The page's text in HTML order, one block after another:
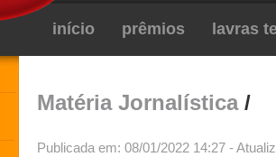
início prêmios lavras
Matéria Jornalística/
Publicada em: 08/01/2022 14:27 -